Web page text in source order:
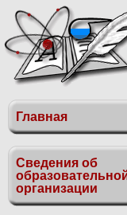
Главная
Сведения об
организации